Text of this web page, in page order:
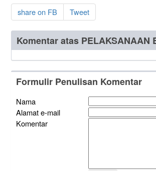
share on FB Tweet
Komentar atas PELAKSANAAN
Formulir Penulisan Komentar
Nama
Alamat e-mail
Komentar